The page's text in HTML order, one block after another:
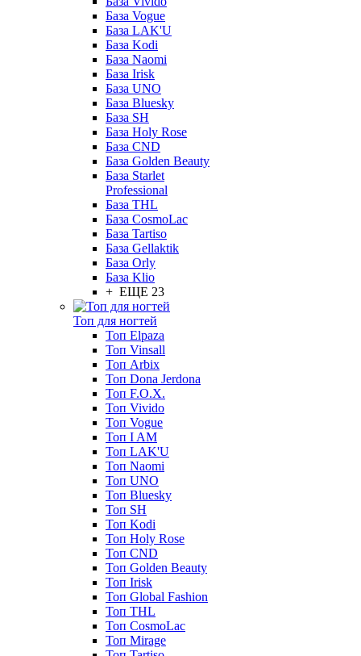
База Vogue
База LAK'U
База Kodi
База Naomi
База Irisk
База UNO
База Bluesky
База SH
База Holy Rose
База CND
База Golden Beauty
База Starlet
Professional
База THL
База CosmoLac
База Tartiso
База Gellaktik
База Orly
База Klio
+ ЕЩЕ 23
Топ для ногтей
Топ Elpaza
Топ Vinsall
Топ Arbix
Топ Dona Jerdona
Топ F.O.X.
Топ Vivido
Топ Vogue
Топ I AM
Топ LAK'U
Топ Naomi
Топ UNO
Топ Bluesky
Топ SH
Топ Kodi
Топ Holy Rose
Топ CND
Топ Golden Beauty
Топ Irisk
Топ Global Fashion
Топ THL
Топ CosmoLac
Топ Mirage